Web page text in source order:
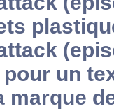
un
marque